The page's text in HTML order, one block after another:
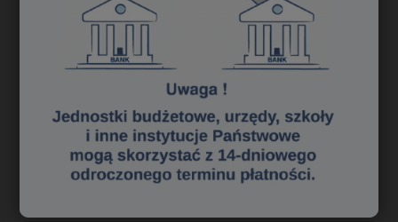
97,97 zł
do koszyka
dodaj do przechowalni
Producent: Koh i Noor
zapytaj o produkt